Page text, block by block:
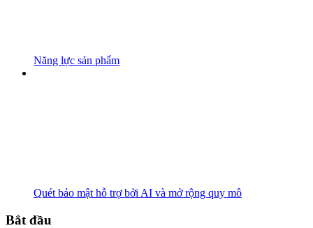
Năng lực sản phẩm
Quét bảo mật hỗ trợ bởi AI và mở rộng quy mô
Bắt đầu